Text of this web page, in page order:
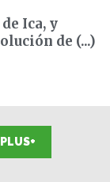
Ica, y
de (...)